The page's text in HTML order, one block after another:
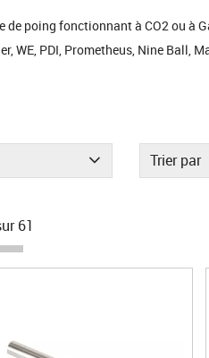
poing fonctionnant à CO2 ou à
PDI, Prometheus, Nine Ball,
Trier par
61